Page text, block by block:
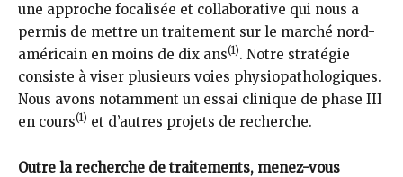
une approche focalisée et collaborative qui nous a
permis de mettre un traitement sur le marché nord-
américain en moins de dix ans(1). Notre stratégie
consiste à viser plusieurs voies physiopathologiques.
Nous avons notamment un essai clinique de phase III
en cours(1) et d’autres projets de recherche.
Outre la recherche de traitements, menez-vous